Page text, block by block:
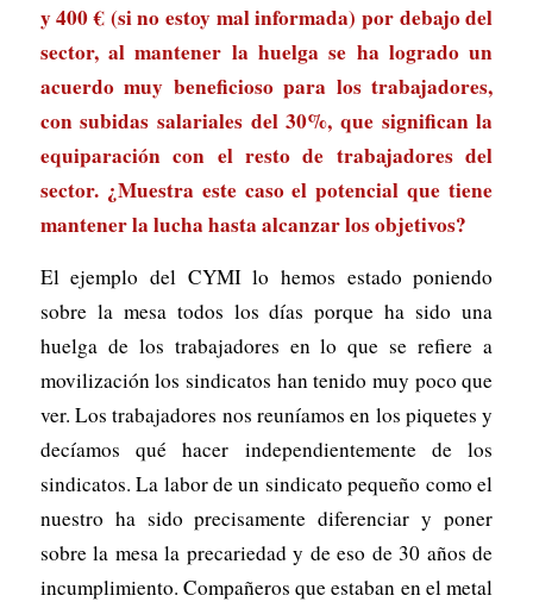
y 400 € (si no estoy mal informada) por debajo del
sector, al mantener la huelga se ha logrado un
acuerdo muy beneficioso para los trabajadores,
con subidas salariales del 30%, que significan la
equiparación con el resto de trabajadores del
sector. ¿Muestra este caso el potencial que tiene
mantener la lucha hasta alcanzar los objetivos?
El ejemplo del CYMI lo hemos estado poniendo
sobre la mesa todos los días porque ha sido una
huelga de los trabajadores en lo que se refiere a
movilización los sindicatos han tenido muy poco que
ver. Los trabajadores nos reuníamos en los piquetes y
decíamos qué hacer independientemente de los
sindicatos. La labor de un sindicato pequeño como el
nuestro ha sido precisamente diferenciar y poner
sobre la mesa la precariedad y de eso de 30 años de
incumplimiento. Compañeros que estaban en el metal